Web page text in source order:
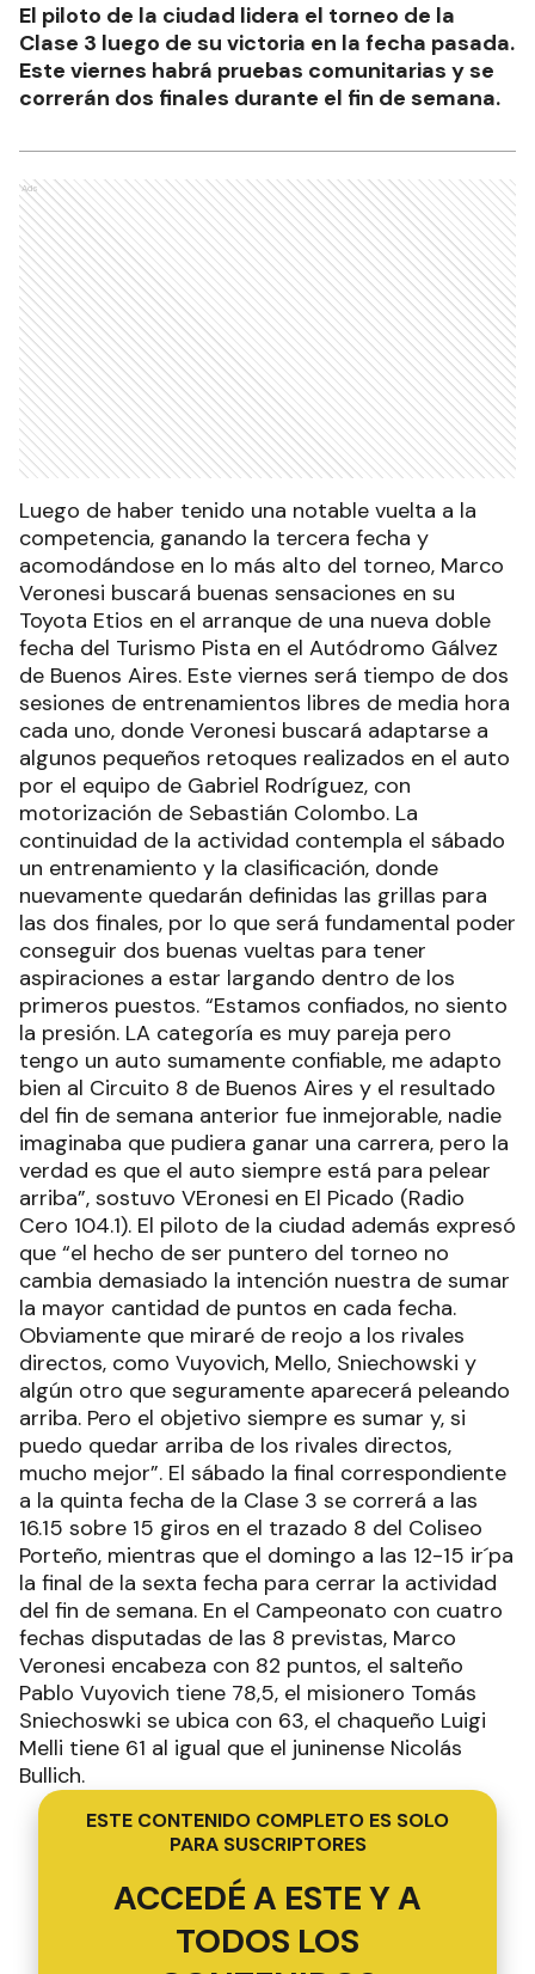
El piloto de la ciudad lidera el torneo de la
Clase 3 luego de su victoria en la fecha pasada.
Este viernes habrá pruebas comunitarias y se
correrán dos finales durante el fin de semana.
Ads
Luego de haber tenido una notable vuelta a la
competencia, ganando la tercera fecha y
acomodándose en lo más alto del torneo, Marco
Veronesi buscará buenas sensaciones en su
Toyota Etios en el arranque de una nueva doble
fecha del Turismo Pista en el Autódromo Gálvez
de Buenos Aires. Este viernes será tiempo de dos
sesiones de entrenamientos libres de media hora
cada uno, donde Veronesi buscará adaptarse a
algunos pequeños retoques realizados en el auto
por el equipo de Gabriel Rodríguez, con
motorización de Sebastián Colombo. La
continuidad de la actividad contempla el sábado
un entrenamiento y la clasificación, donde
nuevamente quedarán definidas las grillas para
las dos finales, por lo que será fundamental poder
conseguir dos buenas vueltas para tener
aspiraciones a estar largando dentro de los
primeros puestos. “Estamos confiados, no siento
la presión. LA categoría es muy pareja pero
tengo un auto sumamente confiable, me adapto
bien al Circuito 8 de Buenos Aires y el resultado
del fin de semana anterior fue inmejorable, nadie
imaginaba que pudiera ganar una carrera, pero la
verdad es que el auto siempre está para pelear
arriba”, sostuvo VEronesi en El Picado (Radio
Cero 104.1). El piloto de la ciudad además expresó
que “el hecho de ser puntero del torneo no
cambia demasiado la intención nuestra de sumar
la mayor cantidad de puntos en cada fecha.
Obviamente que miraré de reojo a los rivales
directos, como Vuyovich, Mello, Sniechowski y
algún otro que seguramente aparecerá peleando
arriba. Pero el objetivo siempre es sumar y, si
puedo quedar arriba de los rivales directos,
mucho mejor”. El sábado la final correspondiente
a la quinta fecha de la Clase 3 se correrá a las
16.15 sobre 15 giros en el trazado 8 del Coliseo
Porteño, mientras que el domingo a las 12-15 ir´pa
la final de la sexta fecha para cerrar la actividad
del fin de semana. En el Campeonato con cuatro
fechas disputadas de las 8 previstas, Marco
Veronesi encabeza con 82 puntos, el salteño
Pablo Vuyovich tiene 78,5, el misionero Tomás
Sniechoswki se ubica con 63, el chaqueño Luigi
Melli tiene 61 al igual que el juninense Nicolás
Bullich.
ESTE CONTENIDO COMPLETO ES SOLO
PARA SUSCRIPTORES
ACCEDÉ A ESTE Y A
TODOS LOS